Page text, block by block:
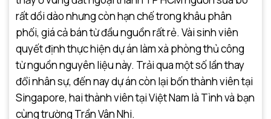
rất dồi dào nhưng còn hạn chế trong khâu phân
phối, giá cả bán từ đầu nguồn rất rẻ. Vài sinh viên
quyết định thực hiện dự án làm xà phòng thủ công
từ nguồn nguyên liệu này. Trải qua một số lần thay
đổi nhân sự, đến nay dự án còn lại bốn thành viên tại
Singapore, hai thành viên tại Việt Nam là Tình và bạn
cùng trường Trần Vân Nhi.